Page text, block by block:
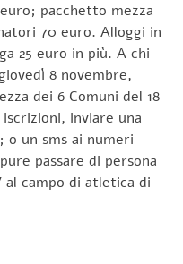
pacchetto mezza
70 euro. Alloggi in
25 euro in più. A chi
8 novembre,
dei 6 Comuni del 18
inviare una
un sms ai numeri
passare di persona
al campo di atletica di